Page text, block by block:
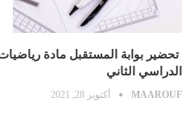
تحضير بوابة المستقبل مادة
الدراسي الثاني
MAAROUF أكتوبر 28, 2021